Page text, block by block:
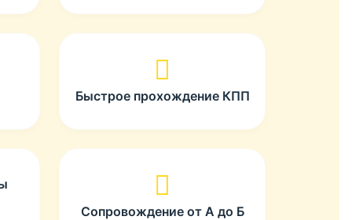
Быстрое прохождение КПП
Сопровождение от А до Б